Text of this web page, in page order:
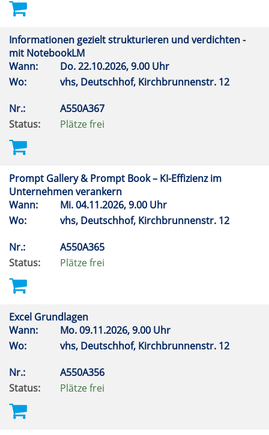
Informationen gezielt strukturieren und verdichten -
mit NotebookLM
Wann:
Do.22.10.2026, 9.00 Uhr
Wo:
vhs, Deutschhof, Kirchbrunnenstr. 12
Nr.:
A550A367
Status:
Plätze frei
Prompt Gallery & Prompt Book – KI-Effizienz im
Unternehmen verankern
Wann:
Mi.04.11.2026, 9.00 Uhr
Wo:
vhs, Deutschhof, Kirchbrunnenstr. 12
Nr.:
A550A365
Status:
Plätze frei
Excel Grundlagen
Wann:
Mo.09.11.2026, 9.00 Uhr
Wo:
vhs, Deutschhof, Kirchbrunnenstr. 12
Nr.:
A550A356
Status:
Plätze frei